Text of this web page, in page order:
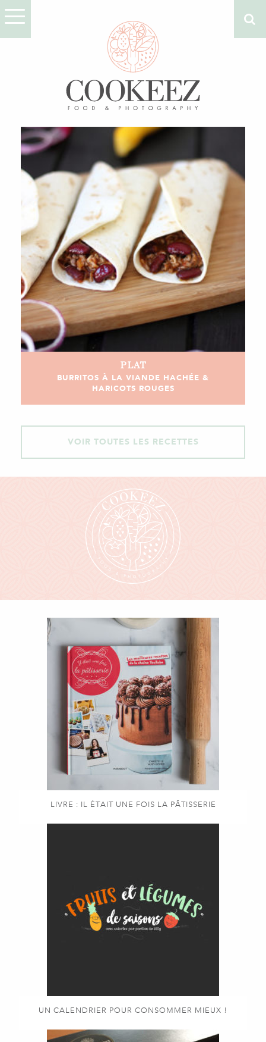
PLAT
BURRITOS À LA VIANDE HACHÉE &
HARICOTS ROUGES
VOIR TOUTES LES RECETTES
LIVRE : IL ÉTAIT UNE FOIS LA PÂTISSERIE
UN CALENDRIER POUR CONSOMMER MIEUX !